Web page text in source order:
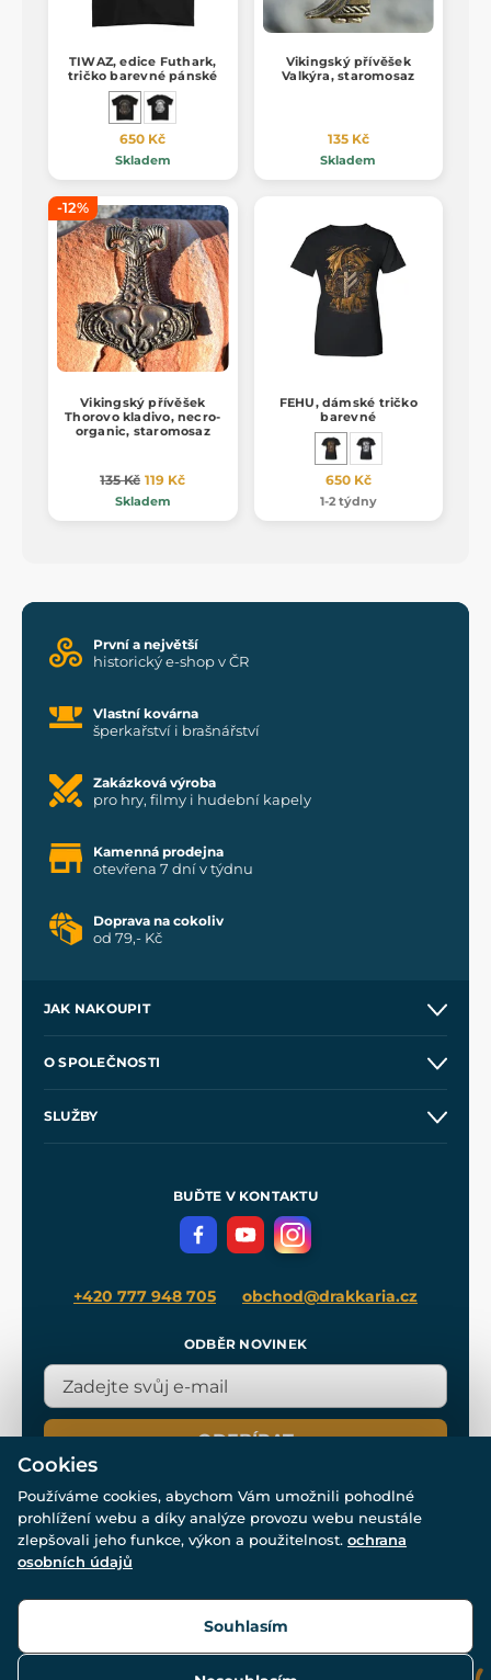
TIWAZ, edice Futhark,
tričko barevné pánské
650 Kč
Skladem
Vikingský přívěšek
Valkýra, staromosaz
135 Kč
Skladem
-12%
Vikingský přívěšek
Thorovo kladivo, necro-
organic, staromosaz
135 Kč 119 Kč
Skladem
FEHU, dámské tričko
barevné
650 Kč
1-2 týdny
První a největší
historický e-shop v ČR
Vlastní kovárna
šperkařství i brašnářství
Zakázková výroba
pro hry, filmy i hudební kapely
Kamenná prodejna
otevřena 7 dní v týdnu
Doprava na cokoliv
od 79,- Kč
JAK NAKOUPIT
Velkoobchod
O SPOLEČNOSTI
SLUŽBY
Meče pro Kingdom Come
BUĎTE V KONTAKTU
+420 777 948 705 obchod@drakkaria.cz
ODBĚR NOVINEK
ODEBÍRAT
© Všechna práva vyhrazena. www.drakkaria.cz 2007-2026.
Cookies
Používáme cookies, abychom Vám umožnili pohodlné
prohlížení webu a díky analýze provozu webu neustále
zlepšovali jeho funkce, výkon a použitelnost. ochrana
osobních údajů
Souhlasím